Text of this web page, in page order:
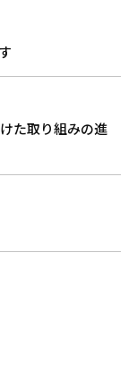
た取り組みの進